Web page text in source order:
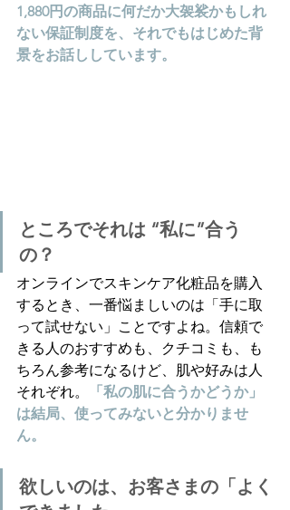
1,880円の商品に何だか大袈裟かもしれ
ない保証制度を、それでもはじめた背
景をお話ししています。
ところでそれは “私に”合う
の？
オンラインでスキンケア化粧品を購入
するとき、一番悩ましいのは「手に取
って試せない」ことですよね。信頼で
きる人のおすすめも、クチコミも、も
ちろん参考になるけど、肌や好みは人
それぞれ。
「私の肌に合うかどうか」
は結局、使ってみないと分かりませ
ん。
欲しいのは、お客さまの「よく